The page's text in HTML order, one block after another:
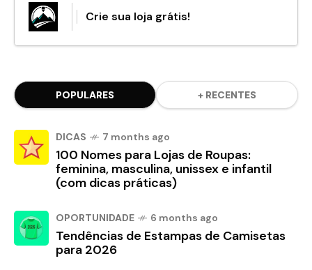
Crie sua loja grátis!
POPULARES + RECENTES
DICAS 7 months ago
100 Nomes para Lojas de Roupas:
feminina, masculina, unissex e infantil
(com dicas práticas)
OPORTUNIDADE 6 months ago
Tendências de Estampas de Camisetas
para 2026